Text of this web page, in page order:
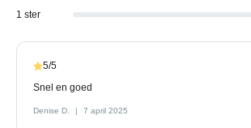
1 ster
5/5
Snel en goed
Denise D. 7 april 2025